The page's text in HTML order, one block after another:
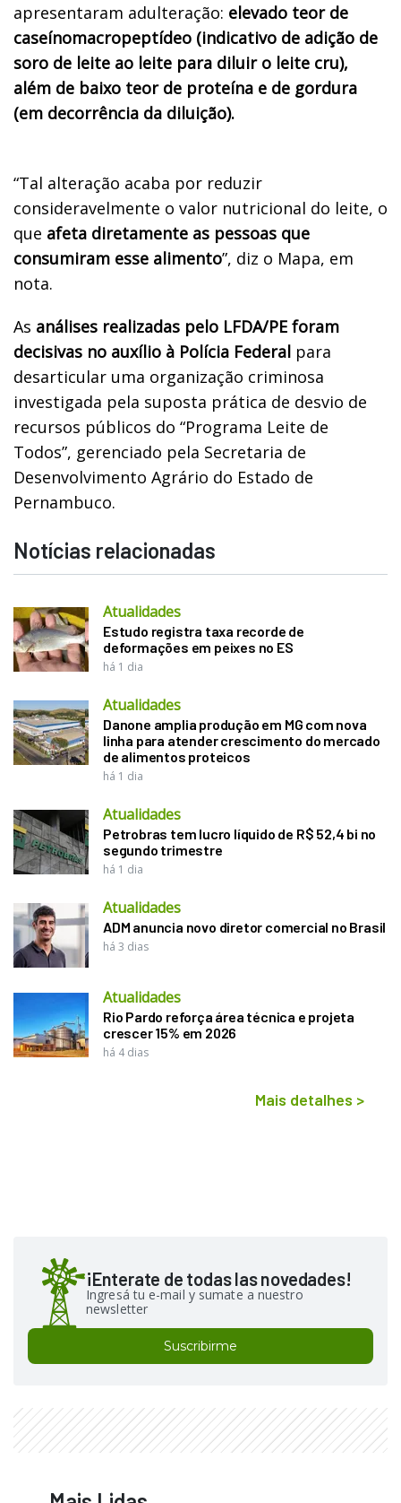
apresentaram adulteração: elevado teor de
caseínomacropeptídeo (indicativo de adição de
soro de leite ao leite para diluir o leite cru),
além de baixo teor de proteína e de gordura
(em decorrência da diluição).
“Tal alteração acaba por reduzir
consideravelmente o valor nutricional do leite, o
que afeta diretamente as pessoas que
consumiram esse alimento”, diz o Mapa, em
nota.
As análises realizadas pelo LFDA/PE foram
decisivas no auxílio à Polícia Federal para
desarticular uma organização criminosa
investigada pela suposta prática de desvio de
recursos públicos do “Programa Leite de
Todos”, gerenciado pela Secretaria de
Desenvolvimento Agrário do Estado de
Pernambuco.
Notícias relacionadas
Atualidades
Estudo registra taxa recorde de
deformações em peixes no ES
há 1 dia
Atualidades
Danone amplia produção em MG com nova
linha para atender crescimento do mercado
de alimentos proteicos
há 1 dia
Atualidades
Petrobras tem lucro líquido de R$ 52,4 bi no
segundo trimestre
há 1 dia
Atualidades
ADM anuncia novo diretor comercial no Brasil
há 3 dias
Atualidades
Rio Pardo reforça área técnica e projeta
crescer 15% em 2026
há 4 dias
Mais detalhes >
¡Enterate de todas las novedades!
Ingresá tu e-mail y sumate a nuestro
newsletter
Suscribirme